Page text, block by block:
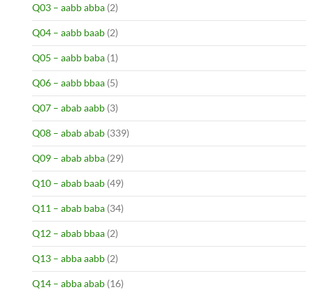
Q03 – aabb abba (2)
Q04 – aabb baab (2)
Q05 – aabb baba (1)
Q06 – aabb bbaa (5)
Q07 – abab aabb (3)
Q08 – abab abab (339)
Q09 – abab abba (29)
Q10 – abab baab (49)
Q11 – abab baba (34)
Q12 – abab bbaa (2)
Q13 – abba aabb (2)
Q14 – abba abab (16)